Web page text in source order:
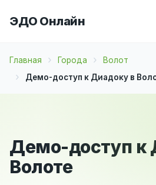
ЭДО Онлайн
Главная Города
Волот
Демо-доступ к Диадоку в
Демо-доступ к
Волоте